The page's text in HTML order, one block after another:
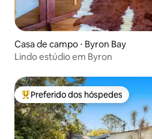
Casa de campo ⋅ Byron Bay
Lindo estúdio em Byron
Entre os melhores preferidos
Preferido dos hóspedes